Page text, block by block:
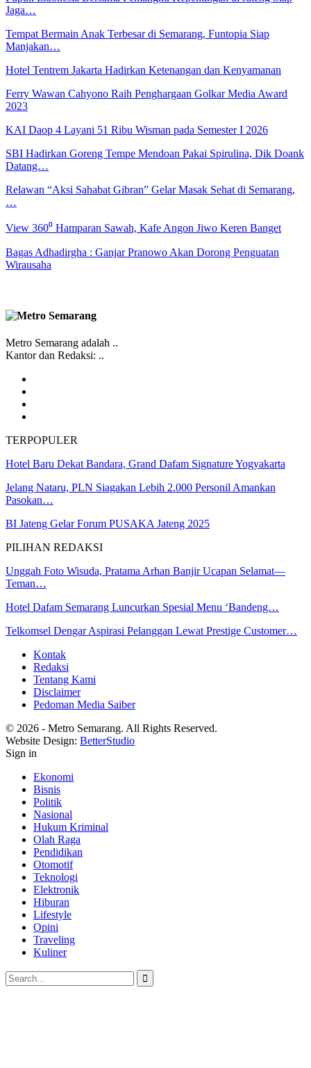
Jaga…
Tempat Bermain Anak Terbesar di Semarang, Funtopia Siap
Manjakan…
Hotel Tentrem Jakarta Hadirkan Ketenangan dan Kenyamanan
Ferry Wawan Cahyono Raih Penghargaan Golkar Media Award
2023
KAI Daop 4 Layani 51 Ribu Wisman pada Semester I 2026
SBI Hadirkan Goreng Tempe Mendoan Pakai Spirulina, Dik Doank
Datang…
Relawan “Aksi Sahabat Gibran” Gelar Masak Sehat di Semarang,
…
View 360⁰ Hamparan Sawah, Kafe Angon Jiwo Keren Banget
Bagas Adhadirgha : Ganjar Pranowo Akan Dorong Penguatan
Wirausaha
Metro Semarang adalah ..
Kantor dan Redaksi: ..
TERPOPULER
Hotel Baru Dekat Bandara, Grand Dafam Signature Yogyakarta
Jelang Nataru, PLN Siagakan Lebih 2.000 Personil Amankan
Pasokan…
BI Jateng Gelar Forum PUSAKA Jateng 2025
PILIHAN REDAKSI
Unggah Foto Wisuda, Pratama Arhan Banjir Ucapan Selamat—
Teman…
Hotel Dafam Semarang Luncurkan Spesial Menu ‘Bandeng…
Telkomsel Dengar Aspirasi Pelanggan Lewat Prestige Customer…
Kontak
Redaksi
Tentang Kami
Disclaimer
Pedoman Media Saiber
© 2026 - Metro Semarang. All Rights Reserved.
Website Design: BetterStudio
Sign in
Ekonomi
Bisnis
Politik
Nasional
Hukum Kriminal
Olah Raga
Pendidikan
Otomotif
Teknologi
Elektronik
Hiburan
Lifestyle
Opini
Traveling
Kuliner